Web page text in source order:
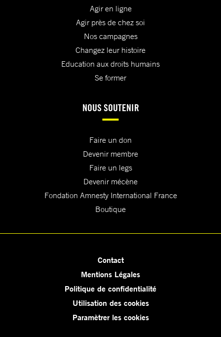
Agir en ligne
Agir près de chez soi
Nos campagnes
Changez leur histoire
Education aux droits humains
Se former
NOUS SOUTENIR
Faire un don
Devenir membre
Faire un legs
Devenir mécène
Fondation Amnesty International France
Boutique
Contact
Mentions Légales
Politique de confidentialité
Utilisation des cookies
Paramètrer les cookies